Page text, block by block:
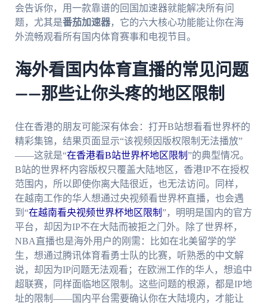
会告诉你，用一款靠谱的回国加速器就能解决所有问
题，尤其是番茄加速器，它的六大核心功能能让你在海
外流畅观看所有国内体育赛事和电视节目。
海外看国内体育直播的常见问题
——那些让你头疼的地区限制
住在香港的朋友可能深有体会：打开B站想看看世界杯的
精彩集锦，结果页面显示“该视频因版权限制无法播放”
——这就是“在香港看B站世界杯地区限制 ”的典型情况。
B站的世界杯内容版权只覆盖大陆地区，香港IP不在授权
范围内，所以即使你离大陆很近，也无法访问。同样，
在越南工作的华人想通过央视频看世界杯直播，也会遇
到“在越南看央视频世界杯地区限制 ”，明明是国内的官方
平台，却因为IP不在大陆而被拒之门外。除了世界杯，
NBA直播也是海外用户的刚需：比如在北美留学的学
生，想通过腾讯体育看勇士队的比赛，听熟悉的中文解
说，却因为IP问题无法观看；在欧洲工作的华人，想追中
超联赛，同样面临地区限制。这些问题的根源，都是IP地
址的限制——国内平台需要确认你在大陆境内，才能让